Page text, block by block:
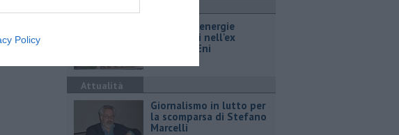
Policy
Hub delle energie
rinnovabili nell'ex
deposito Eni
Attualità
Giornalismo in lutto per
la scomparsa di Stefano
Marcelli